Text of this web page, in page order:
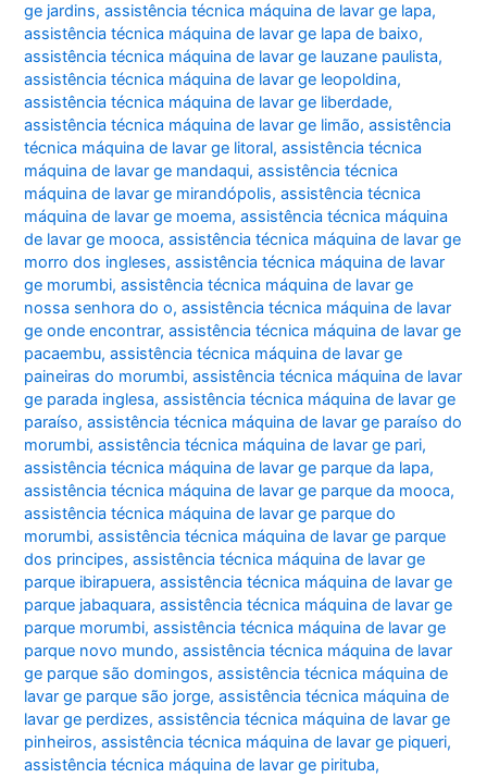
ge jardins,assistência técnica máquina de lavar ge lapa,
assistência técnica máquina de lavar ge lapa de baixo,
assistência técnica máquina de lavar ge lauzane paulista,
assistência técnica máquina de lavar ge leopoldina,
assistência técnica máquina de lavar ge liberdade,
assistência técnica máquina de lavar ge limão,assistência
técnica máquina de lavar ge litoral,assistência técnica
máquina de lavar ge mandaqui,assistência técnica
máquina de lavar ge mirandópolis,assistência técnica
máquina de lavar ge moema,assistência técnica máquina
de lavar ge mooca,assistência técnica máquina de lavar ge
morro dos ingleses,assistência técnica máquina de lavar
ge morumbi,assistência técnica máquina de lavar ge
nossa senhora do o,assistência técnica máquina de lavar
ge onde encontrar,assistência técnica máquina de lavar ge
pacaembu,assistência técnica máquina de lavar ge
paineiras do morumbi,assistência técnica máquina de lavar
ge parada inglesa,assistência técnica máquina de lavar ge
paraíso,assistência técnica máquina de lavar ge paraíso do
morumbi,assistência técnica máquina de lavar ge pari,
assistência técnica máquina de lavar ge parque da lapa,
assistência técnica máquina de lavar ge parque da mooca,
assistência técnica máquina de lavar ge parque do
morumbi,assistência técnica máquina de lavar ge parque
dos principes,assistência técnica máquina de lavar ge
parque ibirapuera,assistência técnica máquina de lavar ge
parque jabaquara,assistência técnica máquina de lavar ge
parque morumbi,assistência técnica máquina de lavar ge
parque novo mundo,assistência técnica máquina de lavar
ge parque são domingos,assistência técnica máquina de
lavar ge parque são jorge,assistência técnica máquina de
lavar ge perdizes,assistência técnica máquina de lavar ge
pinheiros,assistência técnica máquina de lavar ge piqueri,
assistência técnica máquina de lavar ge pirituba,